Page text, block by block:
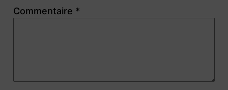
Commentaire *